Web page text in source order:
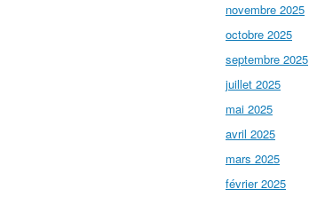
novembre 2025
octobre 2025
septembre 2025
juillet 2025
mai 2025
avril 2025
mars 2025
février 2025